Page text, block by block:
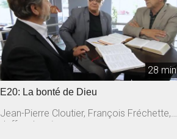
28 min
E20: La bonté de Dieu
Jean-Pierre Cloutier, François Fréchette,
Jeffrey Laurin